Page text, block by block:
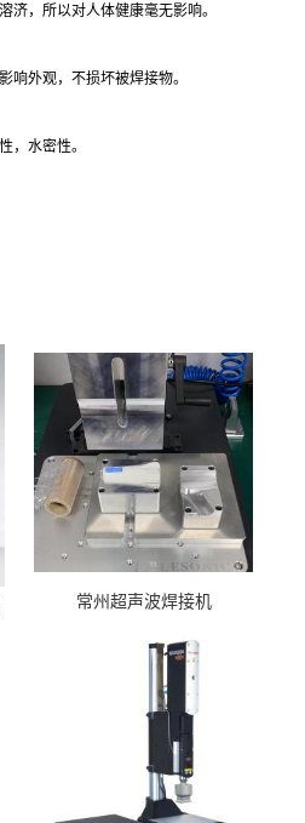
济，所以对人体健康毫无影响。
响外观，不损坏被焊接物。
，水密性。
常州超声波焊接机